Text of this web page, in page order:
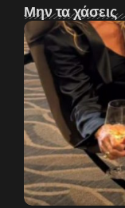
Μην τα χάσεις